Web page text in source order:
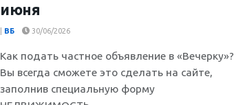
июня
ВБ 30/06/2026
Как подать частное объявление в «Вечерку»?
Вы всегда сможете это сделать на сайте,
заполнив специальную форму